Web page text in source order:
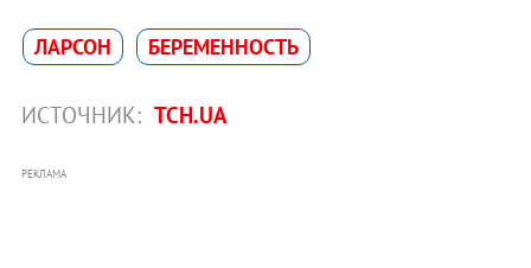
ЛАРСОН БЕРЕМЕННОСТЬ
ИСТОЧНИК: ТСН.UA
РЕКЛАМА